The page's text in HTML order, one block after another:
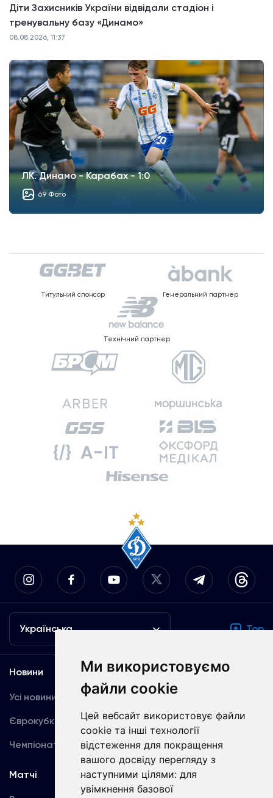
Ми використовуємо
файли cookie
Цей вебсайт використовує файли
cookie та інші технології
відстеження для покращення
вашого досвіду перегляду з
наступними цілями: для
увімкнення базової
Діти Захисників України відвідали стадіон і
тренувальну базу «Динамо»
08.08.2026, 11:37
ЛК. Динамо - Карабах - 1:0
69 Фото
Титульний спонсор Генеральний партнер
Технічний партнер
Українська Top
Новини
Усі новини
Єврокубки
Чемпіонат України
Медіа
Динамо TV
Фотогалерея
Акредитація
Матчі Команда